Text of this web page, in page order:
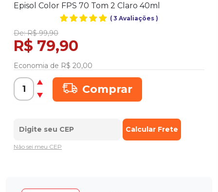
Episol Color FPS 70 Tom 2 Claro 40ml
(3 Avaliações )
De:R$ 99,90
R$ 79,90
Economia de R$ 20,00
Comprar
Não sei meu CEP